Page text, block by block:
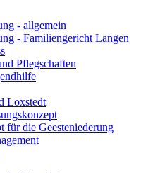
- allgemein
- Familiengericht Langen
Pflegschaften
Loxstedt
für die Geesteniederung